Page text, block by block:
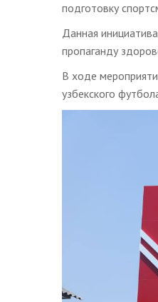
подготовку
Данная
пропаганду
В ходе
узбекского